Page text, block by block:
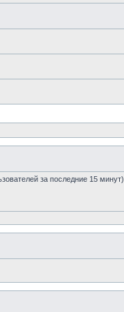
за последние 15 минут)